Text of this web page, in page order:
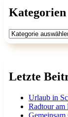
Kategorien
Kategorien
Letzte
Urlaub in
Radtour am